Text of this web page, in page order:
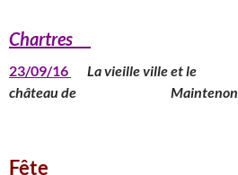
Chartres
23/09/16
La vieille ville et le
château de Maintenon
Fête